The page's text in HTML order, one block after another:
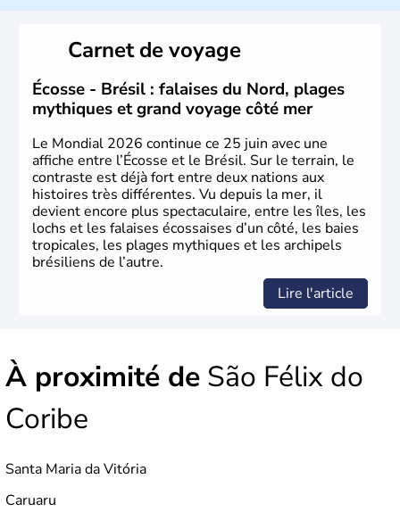
du Brésil ont été atteintes par le portugais Cabral en
1500. Durant le XVIe siècle, de très nombreux esclaves
venus d'Afrique ont permis une large exploitation des
ressources en sucre du pays.
Carnet de voyage
Écosse - Brésil : falaises du Nord, plages
mythiques et grand voyage côté mer
Le Mondial 2026 continue ce 25 juin avec une
affiche entre l’Écosse et le Brésil. Sur le terrain, le
contraste est déjà fort entre deux nations aux
histoires très différentes. Vu depuis la mer, il
devient encore plus spectaculaire, entre les îles, les
lochs et les falaises écossaises d’un côté, les baies
tropicales, les plages mythiques et les archipels
brésiliens de l’autre.
Lire l'article
À proximité de São Félix do
Coribe
Santa Maria da Vitória
Caruaru